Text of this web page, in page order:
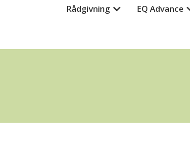
Rådgivning EQ Advance